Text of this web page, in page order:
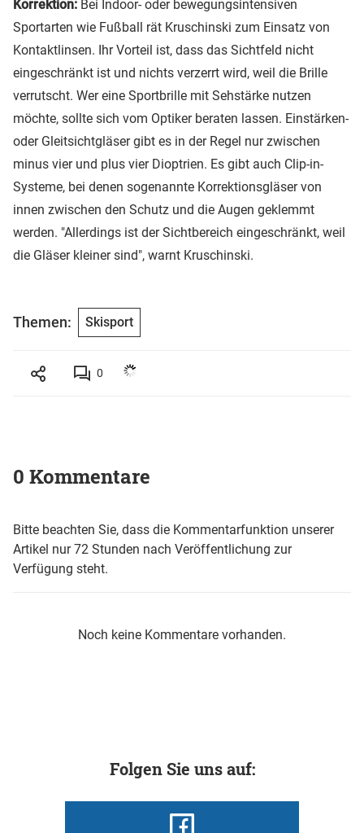
Korrektion: Bei Indoor- oder bewegungsintensiven
Sportarten wie Fußball rät Kruschinski zum Einsatz von
Kontaktlinsen. Ihr Vorteil ist, dass das Sichtfeld nicht
eingeschränkt ist und nichts verzerrt wird, weil die Brille
verrutscht. Wer eine Sportbrille mit Sehstärke nutzen
möchte, sollte sich vom Optiker beraten lassen. Einstärken-
oder Gleitsichtgläser gibt es in der Regel nur zwischen
minus vier und plus vier Dioptrien. Es gibt auch Clip-in-
Systeme, bei denen sogenannte Korrektionsgläser von
innen zwischen den Schutz und die Augen geklemmt
werden. "Allerdings ist der Sichtbereich eingeschränkt, weil
die Gläser kleiner sind", warnt Kruschinski.
Themen: Skisport
0
0 Kommentare
Bitte beachten Sie, dass die Kommentarfunktion unserer
Artikel nur 72 Stunden nach Veröffentlichung zur
Verfügung steht.
Noch keine Kommentare vorhanden.
Folgen Sie uns auf: